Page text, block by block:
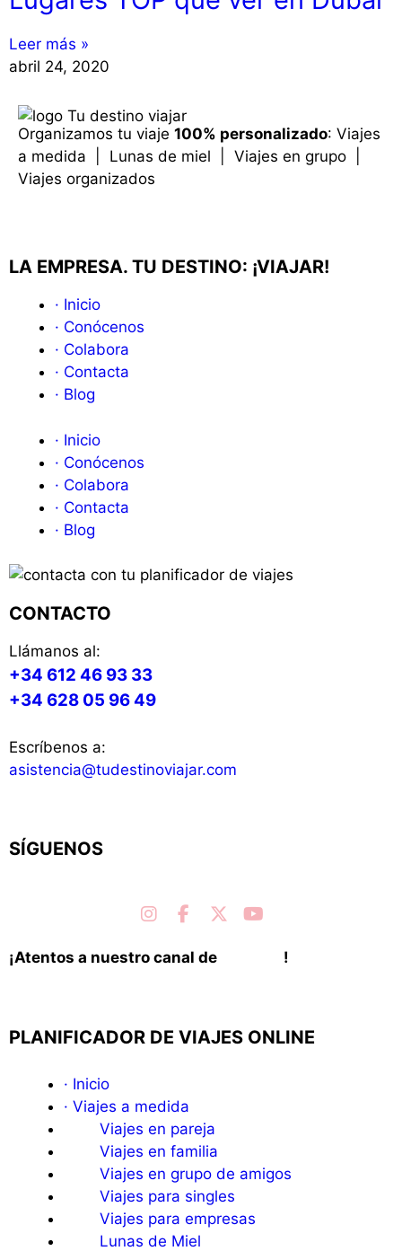
Leer más »
abril 24, 2020
Organizamos tu viaje 100% personalizado: Viajes
a medida | Lunas de miel | Viajes en grupo |
Viajes organizados
LA EMPRESA. TU DESTINO: ¡VIAJAR!
· Inicio
· Conócenos
· Colabora
· Contacta
· Blog
· Inicio
· Conócenos
· Colabora
· Contacta
· Blog
CONTACTO
Llámanos al:
+34 612 46 93 33
+34 628 05 96 49
Escríbenos a:
asistencia@tudestinoviajar.com
SÍGUENOS
instagramfacebookX Twitter
¡Atentos a nuestro canal de !
PLANIFICADOR DE VIAJES ONLINE
· Inicio
· Viajes a medida
Viajes en pareja
Viajes en familia
Viajes en grupo de amigos
Viajes para singles
Viajes para empresas
Lunas de Miel